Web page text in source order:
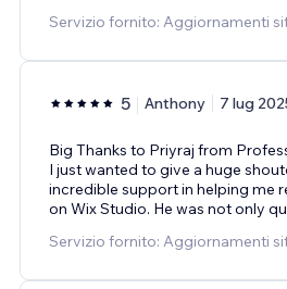
Servizio fornito: Aggiornamenti
5 Anthony 7 lug
Big Thanks to Priyraj from
I just wanted to give a huge
incredible support in helping me
on Wix Studio. He was not only
Servizio fornito: Aggiornamenti